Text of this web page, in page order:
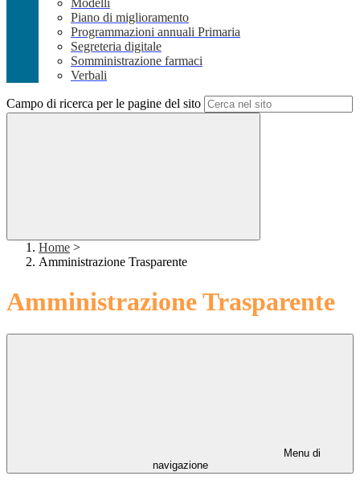
Modelli
Piano di miglioramento
Programmazioni annuali Primaria
Segreteria digitale
Somministrazione farmaci
Verbali
Campo di ricerca per le pagine del sito
Home >
Amministrazione Trasparente
Amministrazione Trasparente
Menu di
navigazione